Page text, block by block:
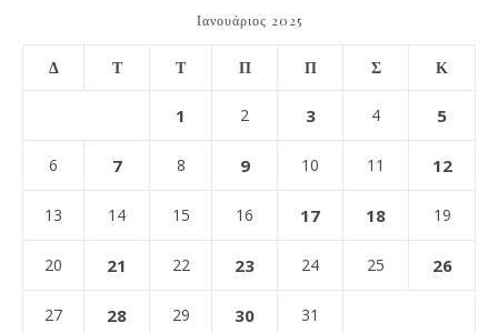
Ιανουάριος 2025
Δ Τ Τ Π Π Σ Κ
1 2 3 4 5
6 7 8 9 10 11 12
13 14 15 16 17 18 19
20 21 22 23 24 25 26
27 28 29 30 31